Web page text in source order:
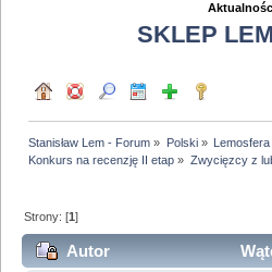
SKLEP
Stanisław Lem - Forum » Polski» Lemosfera
Konkurs na recenzję II etap » Zwycięzcy z
Strony: [1]
Autor